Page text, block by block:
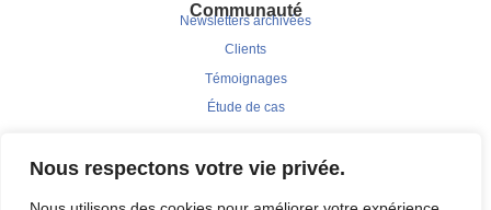
Nous respectons votre vie privée.
Communauté
Newsletters archivées
Clients
Témoignages
Étude de cas